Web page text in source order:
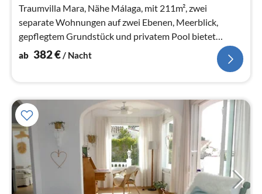
Traumvilla Mara, Nähe Málaga, mit 211m², zwei
separate Wohnungen auf zwei Ebenen, Meerblick,
gepflegtem Grundstück und privatem Pool bietet
optimalen Komfort für 6-9 Gäste
ab 382€/ Nacht